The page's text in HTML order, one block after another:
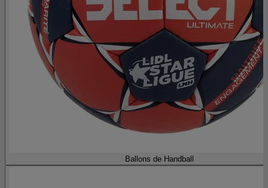
Ballons de Handball